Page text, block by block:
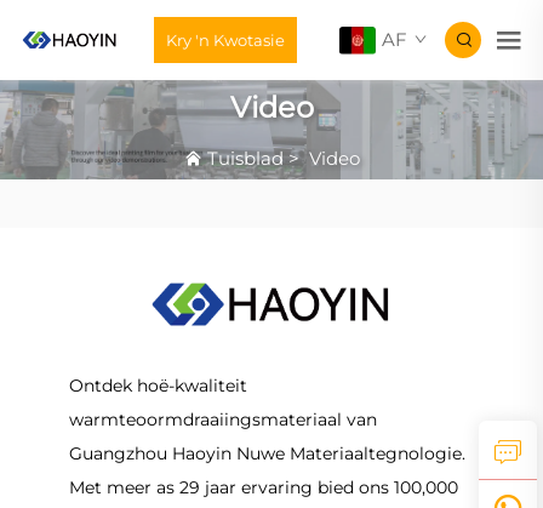
Kry 'n Kwotasie AF
Video
Tuisblad> Video
Ontdek hoë-kwaliteit
warmteoormdraaiingsmateriaal van
Guangzhou Haoyin Nuwe Materiaaltegnologie.
Met meer as 29 jaar ervaring bied ons 100,000